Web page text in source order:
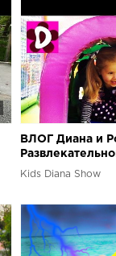
ВЛОГ Диана и
детей
Kids Diana Show